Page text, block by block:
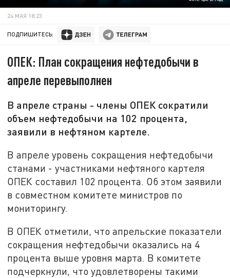
24 МАЯ 18:23
ПОДПИШИТЕСЬ:
ОПЕК: План сокращения нефтедобычи в
апреле перевыполнен
В апреле страны - члены ОПЕК сократили
объем нефтедобычи на 102 процента,
заявили в нефтяном картеле.
В апреле уровень сокращения нефтедобычи
станами - участниками нефтяного картеля
ОПЕК составил 102 процента. Об этом заявили
в совместном комитете министров по
мониторингу.
В ОПЕК отметили, что апрельские показатели
сокращения нефтедобычи оказались на 4
процента выше уровня марта. В комитете
подчеркнули, что удовлетворены такими